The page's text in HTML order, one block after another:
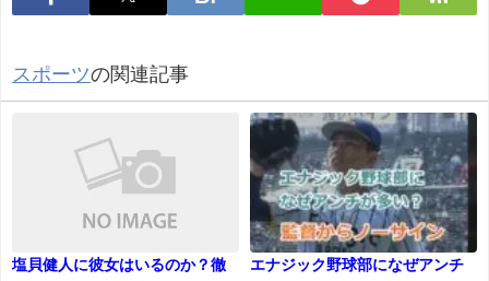
スポーツの関連記事
塩貝健人に彼女はいるのか？徹
エナジック野球部になぜアンチ